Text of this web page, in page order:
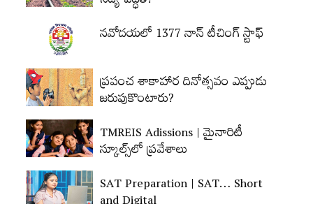
నవోదయలో 1377 నాన్‌ టీచింగ్‌ స్టాఫ్‌
ప్రపంచ శాకాహార దినోత్సవం ఎప్పుడు
జరుపుకొంటారు?
TMREIS Adissions | మైనారిటీ
స్కూల్స్‌లో ప్రవేశాలు
SAT Preparation | SAT… Short